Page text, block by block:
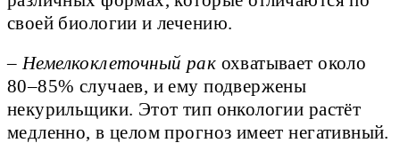
своей биологии и лечению.
– Немелкоклеточный рак охватывает около
80–85% случаев, и ему подвержены
некурильщики. Этот тип онкологии растёт
медленно, в целом прогноз имеет негативный.